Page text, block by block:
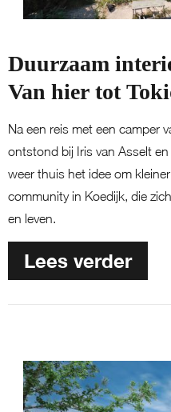
Duurzaam
Van hier tot
Na een reis met een camper
ontstond bij Iris van Asselt
weer thuis het idee om
community in Koedijk, die
en leven.
Lees verder